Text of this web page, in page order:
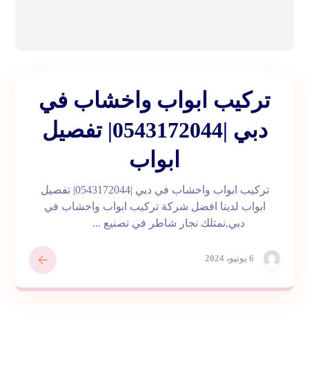
تركيب ابواب واخشاب في
دبي |0543172044| تفصيل
ابواب
6 يونيو، 2024
تركيب ابواب واخشاب في دبي |0543172044| تفصيل
ابواب لدينا افضل شركة تركيب ابواب واخشاب في
دبي,نمتلك نجار شاطر في تصنيع ...